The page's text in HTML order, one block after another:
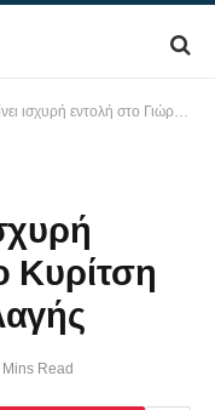
στο Γιώργο Κυρίτση και τη Δύναμη Αλλαγής
Κυρίτση
Read